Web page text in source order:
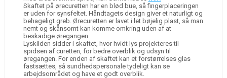
Skaftet på ørecuretten har en blød bue, så fingerplaceringen
er uden for synsfeltet. Håndtagets design giver et naturligt og
behageligt greb. Ørecuretten er lavet i let bøjelig plast, så man
nemt og skånsomt kan komme omkring uden af at
beskadige øregangen.
Lyskilden sidder i skaftet, hvor hvidt lys projekteres til
spidsen af curetten, for bedre overblik og udsyn til
øregangen. For enden af skaftet kan et forstørrelses glas
fastsættes, så sundhedspersonale tydeligt kan se
arbejdsområdet og have et godt overblik.